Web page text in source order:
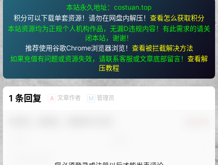
本站永久地址：costuan.top
积分可以下载单套资源！请勿在网盘内解压！ 查看怎么获取积分
本站资源均为正规个人机构作品，无漏D违规内容！有此需求的请关
闭本站，谢谢！
推荐使用谷歌Chrome浏览器浏览！ 查看被拦截解决方法
如果充值有问题或资源失效，请联系客服或文章底部留言！ 查看解
压教程
1 条回复 A 文章作者 M 管理员